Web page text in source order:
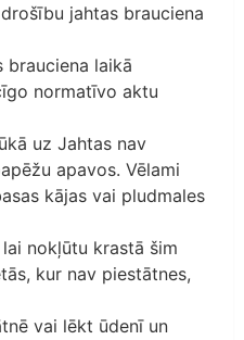
jahtas brauciena
brauciena laikā
normatīvo aktu
uz Jahtas nav
apavos. Vēlami
kājas vai pludmales
nokļūtu krastā šim
kur nav piestātnes,
vai lēkt ūdenī un